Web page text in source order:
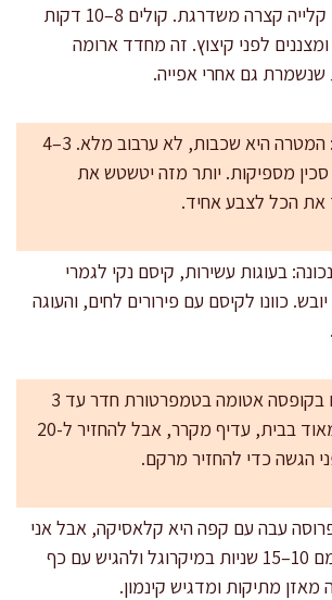
אגוזים קלויים: קלייה קצרה משדרגת. קולים 8–10 דקות
ומצננים לפני קיצוץ. זה מחדד ארומה
שנשמרת גם אחרי אפייה.
שיטת הסחרור: המטרה היא שכבות, לא ערבוב מלא. 3–4
מספיקות. יותר מזה יטשטש את
את הכל לצבע אחיד.
בעוגות עשירות, קיסם נקי לגמרי
כוונו לקיסם עם פירורים לחים, והעוגה
אחסון: שומרים בקופסה אטומה בטמפרטורת חדר עד 3
ימים. אם חם מאוד בבית, עדיף מקרר, אבל להחזיר ל-20
הגשה כדי להחזיר מרקם.
עבה עם קפה היא קלאסיקה, אבל אני
אוהבת גם לחמם 10–15 שניות במיקרוגל ולהגיש עם כף
מאזן מתיקות ומדגיש קינמון.